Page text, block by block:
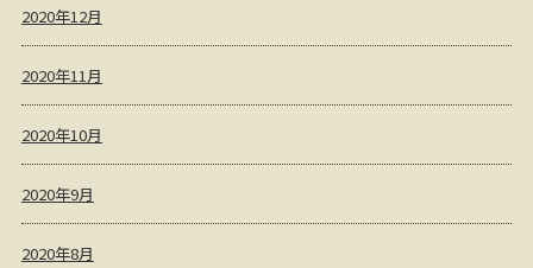
2020年12月
2020年11月
2020年10月
2020年9月
2020年8月